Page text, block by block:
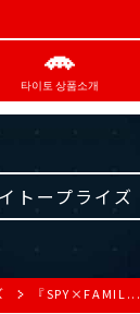
타이토 상품소개
トープライズ
『SPY×FAMIL...